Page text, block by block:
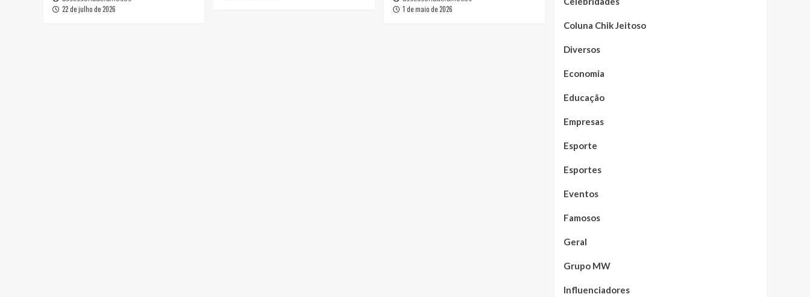
22 de julho de 2026 1 de maio de 2026
Coluna Chik Jeitoso
Diversos
Economia
Educação
Empresas
Esporte
Esportes
Eventos
Famosos
Geral
Grupo MW
Influenciadores